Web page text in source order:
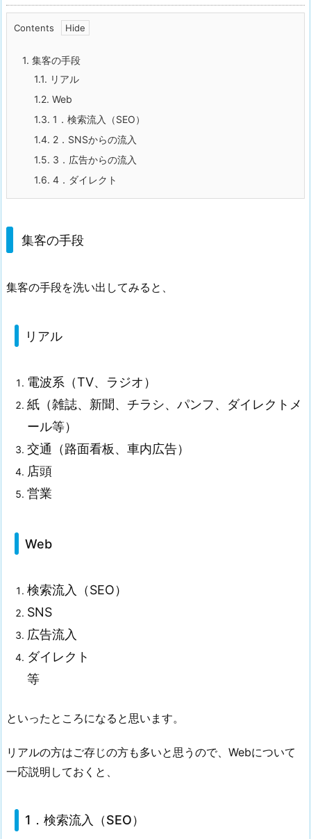
Contents
1. 集客の手段
1.1. リアル
1.2. Web
1.3. 1．検索流入（SEO）
1.4. 2．SNSからの流入
1.5. 3．広告からの流入
1.6. 4．ダイレクト
集客の手段
集客の手段を洗い出してみると、
リアル
電波系（TV、ラジオ）
紙（雑誌、新聞、チラシ、パンフ、ダイレクトメ
ール等）
交通（路面看板、車内広告）
店頭
営業
Web
検索流入（SEO）
SNS
広告流入
ダイレクト
等
といったところになると思います。
リアルの方はご存じの方も多いと思うので、Webについて
一応説明しておくと、
1．検索流入（SEO）